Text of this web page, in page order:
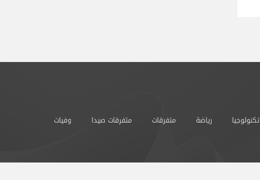
تكنولوجيا رياضة متفرقات متفرقات صيدا
وفيات